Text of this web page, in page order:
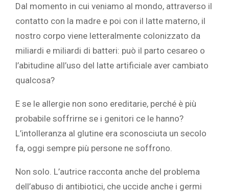
Dal momento in cui veniamo al mondo, attraverso il
contatto con la madre e poi con il latte materno, il
nostro corpo viene letteralmente colonizzato da
miliardi e miliardi di batteri: può il parto cesareo o
l’abitudine all’uso del latte artificiale aver cambiato
qualcosa?
E se le allergie non sono ereditarie, perché è più
probabile soffrirne se i genitori ce le hanno?
L’intolleranza al glutine era sconosciuta un secolo
fa, oggi sempre più persone ne soffrono.
Non solo. L’autrice racconta anche del problema
dell’abuso di antibiotici, che uccide anche i germi